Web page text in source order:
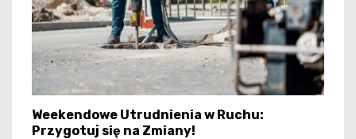
Weekendowe Utrudnienia w Ruchu:
Przygotuj się na Zmiany!